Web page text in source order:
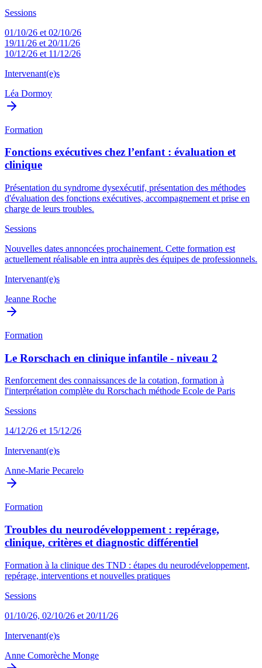
Sessions
01/10/26 et 02/10/26
19/11/26 et 20/11/26
10/12/26 et 11/12/26
Intervenant(e)s
Léa Dormoy
Formation
Fonctions exécutives chez l’enfant : évaluation et
clinique
Présentation du syndrome dysexécutif, présentation des méthodes
d'évaluation des fonctions exécutives, accompagnement et prise en
charge de leurs troubles.
Sessions
Nouvelles dates annoncées prochainement. Cette formation est
actuellement réalisable en intra auprès des équipes de professionnels.
Intervenant(e)s
Jeanne Roche
Formation
Le Rorschach en clinique infantile - niveau 2
Renforcement des connaissances de la cotation, formation à
l'interprétation complète du Rorschach méthode Ecole de Paris
Sessions
14/12/26 et 15/12/26
Intervenant(e)s
Anne-Marie Pecarelo
Formation
Troubles du neurodéveloppement : repérage,
clinique, critères et diagnostic différentiel
Formation à la clinique des TND : étapes du neurodéveloppement,
repérage, interventions et nouvelles pratiques
Sessions
01/10/26, 02/10/26 et 20/11/26
Intervenant(e)s
Anne Comorèche Monge